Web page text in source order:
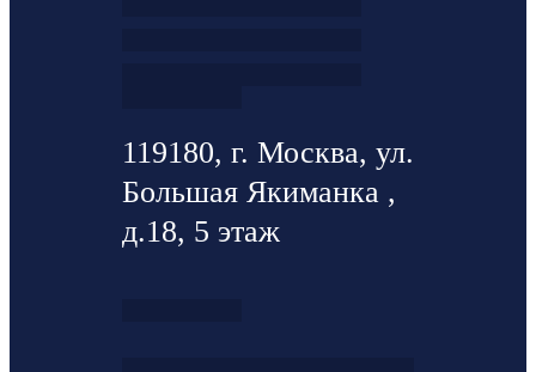
119180, г. Москва, ул.
Большая Якиманка ,
д.18, 5 этаж